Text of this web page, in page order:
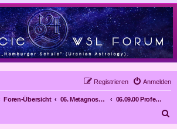
Anmelden
Registrieren
Foren-Übersicht 06. Metagnose, Prognose
06.09.00 Profektion (Rhythmen des Mondes)